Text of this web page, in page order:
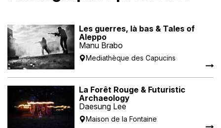
Les guerres, là bas & Tales of
Aleppo
Manu Brabo
Mediathèque des Capucins
La Forêt Rouge & Futuristic
Archaeology
Daesung Lee
Maison de la Fontaine